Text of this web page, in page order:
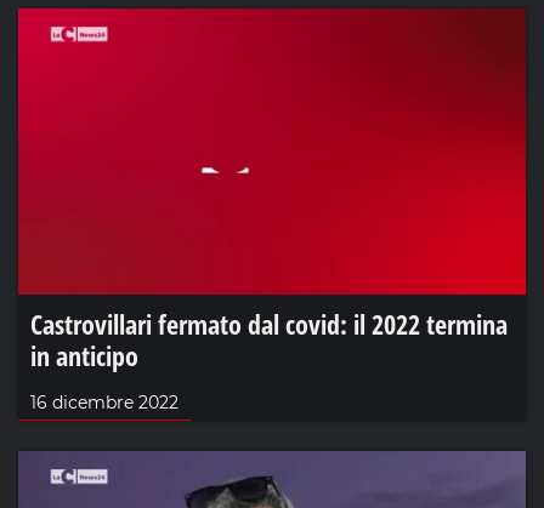
Castrovillari fermato dal covid: il 2022 termina
in anticipo
16 dicembre 2022